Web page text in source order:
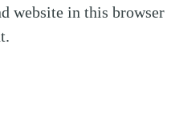
website in this browser